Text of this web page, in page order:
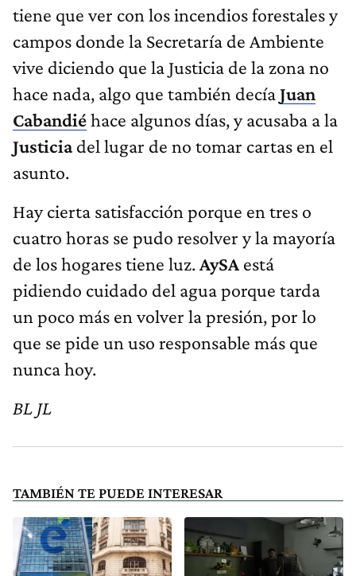
tiene que ver con los incendios forestales y
campos donde la Secretaría de Ambiente
vive diciendo que la Justicia de la zona no
hace nada, algo que también decíaJuan
Cabandiéhace algunos días, y acusaba a la
Justiciadel lugar de no tomar cartas en el
asunto.
Hay cierta satisfacción porque en tres o
cuatro horas se pudo resolver y la mayoría
de los hogares tiene luz.AySA está
pidiendo cuidado del agua porque tarda
un poco más en volver la presión, por lo
que se pide un uso responsable más que
nunca hoy.
BL JL
TAMBIÉN TE PUEDE INTERESAR